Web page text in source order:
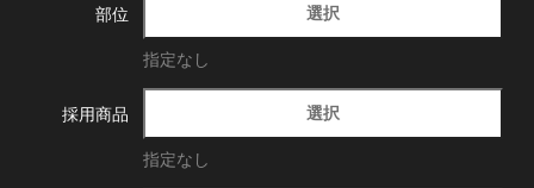
部位 選択
指定なし
採用商品 選択
指定なし